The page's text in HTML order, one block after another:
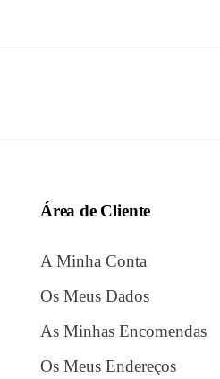
Área de Cliente
A Minha Conta
Os Meus Dados
As Minhas Encomendas
Os Meus Endereços